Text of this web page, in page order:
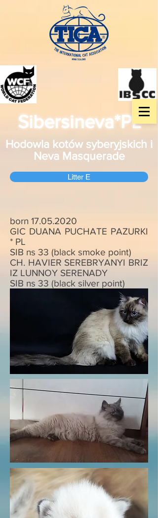
Sibersineva*PL
Hodowla kotów syberyjskich i
Neva Masquerade
Litter E
born 17.05.2020
GIC DUANA PUCHATE PAZURKI
* PL
SIB ns 33 (black smoke point)
CH. HAVIER SEREBRYANYI BRIZ
IZ LUNNOY SERENADY
SIB ns 33 (black silver point)